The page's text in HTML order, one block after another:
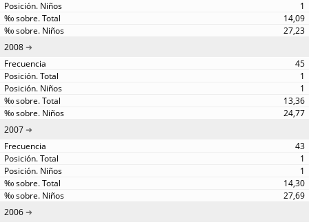
1
14,09
27,23
2008
45
1
1
13,36
24,77
2007
43
1
1
14,30
27,69
2006